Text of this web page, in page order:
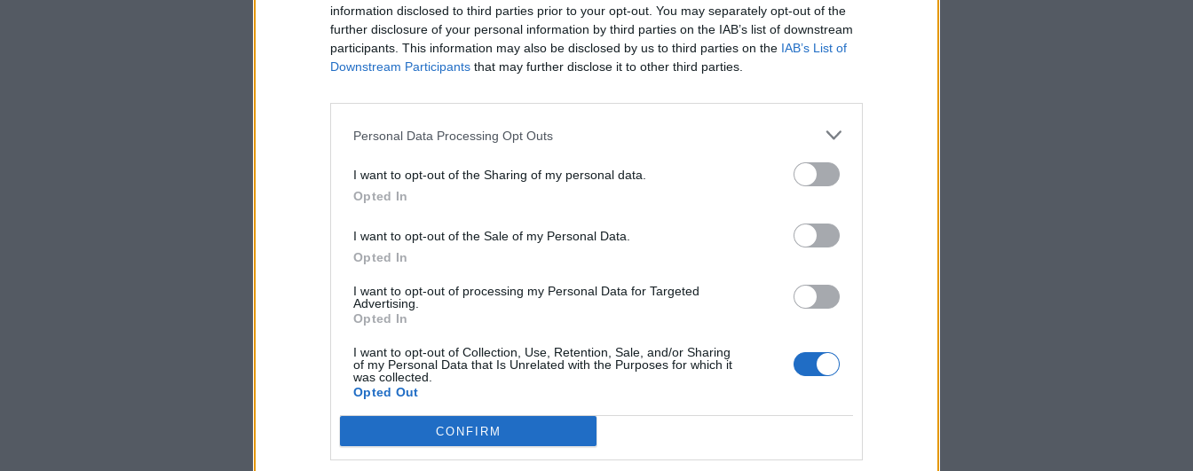
information disclosed to third parties prior to your opt-out. You may separately opt-out of the
further disclosure of your personal information by third parties on the IAB’s list of downstream
participants. This information may also be disclosed by us to third parties on the IAB’s List of
Downstream Participants that may further disclose it to other third parties.
Personal Data Processing Opt Outs
I want to opt-out of the Sharing of my personal data.
Opted In
I want to opt-out of the Sale of my Personal Data.
Opted In
I want to opt-out of processing my Personal Data for Targeted
Advertising.
Opted In
I want to opt-out of Collection, Use, Retention, Sale, and/or Sharing
of my Personal Data that Is Unrelated with the Purposes for which it
was collected.
Opted Out
CONFIRM
PRENUMERERA PÅ PARA§RAFS NYHETSBREV
Andreas
Börje R P Carlsson
Dick Sundevall
Ebba Busch
Jimmie Åkesson Kokainmålet
LagarMichael Pålsson
Mordförsök Nilsson-Larancuent